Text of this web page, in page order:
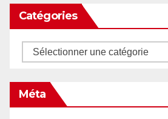
Catégories
Catégories
Méta